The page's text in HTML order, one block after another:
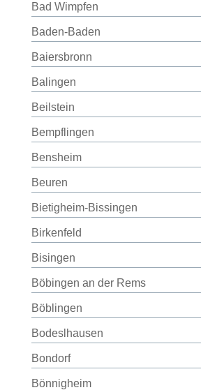
Bad Wimpfen
Baden-Baden
Baiersbronn
Balingen
Beilstein
Bempflingen
Bensheim
Beuren
Bietigheim-Bissingen
Birkenfeld
Bisingen
Böbingen an der Rems
Böblingen
Bodeslhausen
Bondorf
Bönnigheim